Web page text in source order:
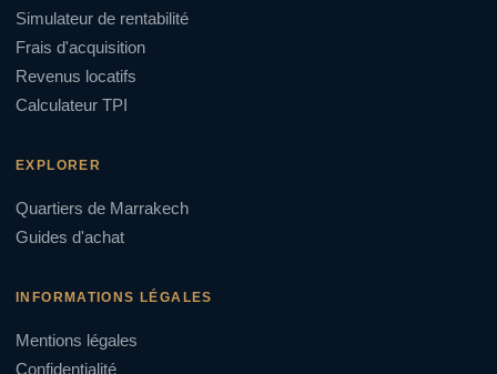
Simulateur de rentabilité
Frais d'acquisition
Revenus locatifs
Calculateur TPI
EXPLORER
Quartiers de Marrakech
Guides d'achat
INFORMATIONS LÉGALES
Mentions légales
Confidentialité